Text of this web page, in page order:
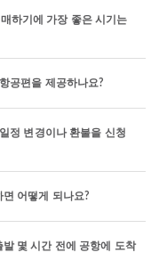
하기에 가장 좋은 시기는
공편을 제공하나요?
정 변경이나 환불을 신청
어떻게 되나요?
몇 시간 전에 공항에 도착